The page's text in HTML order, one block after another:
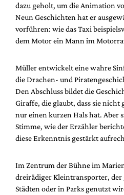
dazu geholt, um die Animation
Neun Geschichten hat er
vorführen: wie das Taxi
dem Motor ein Mann im
Müller entwickelt eine wahre
die Drachen- und
Den Abschluss bildet die
Giraffe, die glaubt, dass sie nicht
nur einen kurzen Hals hat. Aber
Stimme, wie der Erzähler
diese Erkenntnis gestärkt
Im Zentrum der Bühne im
dreirädiger Kleintransporter, der
Städten oder in Parks genutzt